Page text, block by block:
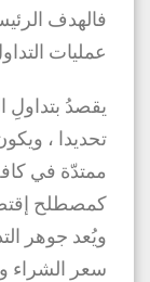
فالهدف
عمليات
يقصدُ بتداولِ
تحديدا ،
ممتدّة في
كمصطلح
ويُعد جوهر
سعر الشراء